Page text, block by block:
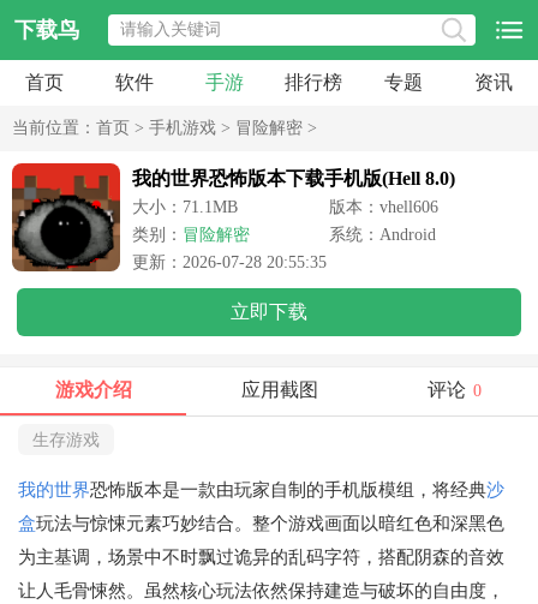
下载鸟
首页 软件 手游 排行榜 专题 资讯
当前位置： 首页 > 手机游戏 > 冒险解密 >
我的世界恐怖版本下载手机版(Hell 8.0)
大小：71.1MB
版本：vhell606
类别： 冒险解密
系统：Android
更新：2026-07-28 20:55:35
立即下载
游戏介绍 应用截图 评论 0
生存游戏
我的世界恐怖版本是一款由玩家自制的手机版模组，将经典沙
盒玩法与惊悚元素巧妙结合。整个游戏画面以暗红色和深黑色
为主基调，场景中不时飘过诡异的乱码字符，搭配阴森的音效
让人毛骨悚然。虽然核心玩法依然保持建造与破坏的自由度，